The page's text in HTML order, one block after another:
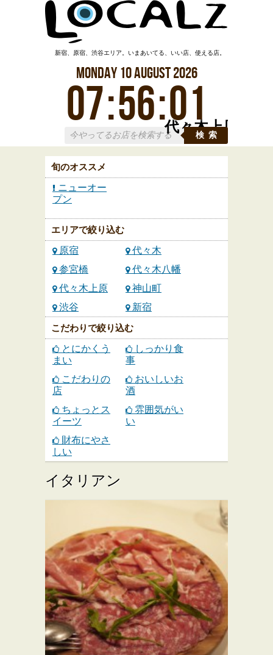
代々木上原
新宿、原宿、渋谷エリア。いまあいてる、いい店、使える店。
Monday 10August2026
07:56:02
検索
旬のオススメ
ニューオー
プン
エリアで絞り込む
原宿
代々木
参宮橋
代々木八幡
代々木上原
神山町
渋谷
新宿
こだわりで絞り込む
とにかくう
まい
しっかり食
事
こだわりの
店
おいしいお
酒
ちょっとス
イーツ
雰囲気がい
い
財布にやさ
しい
イタリアン